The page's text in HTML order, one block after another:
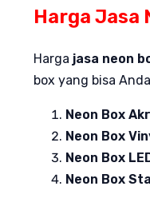
Harga Jasa
Harga jasa neon
box yang bisa
Neon Box
Neon Box
Neon Box
Neon Box